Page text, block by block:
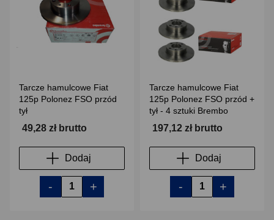
Tarcze hamulcowe Fiat
125p Polonez FSO przód
tył
49,28 zł brutto
Dodaj
- +
Tarcze hamulcowe Fiat
125p Polonez FSO przód +
tył - 4 sztuki Brembo
197,12 zł brutto
Dodaj
- +